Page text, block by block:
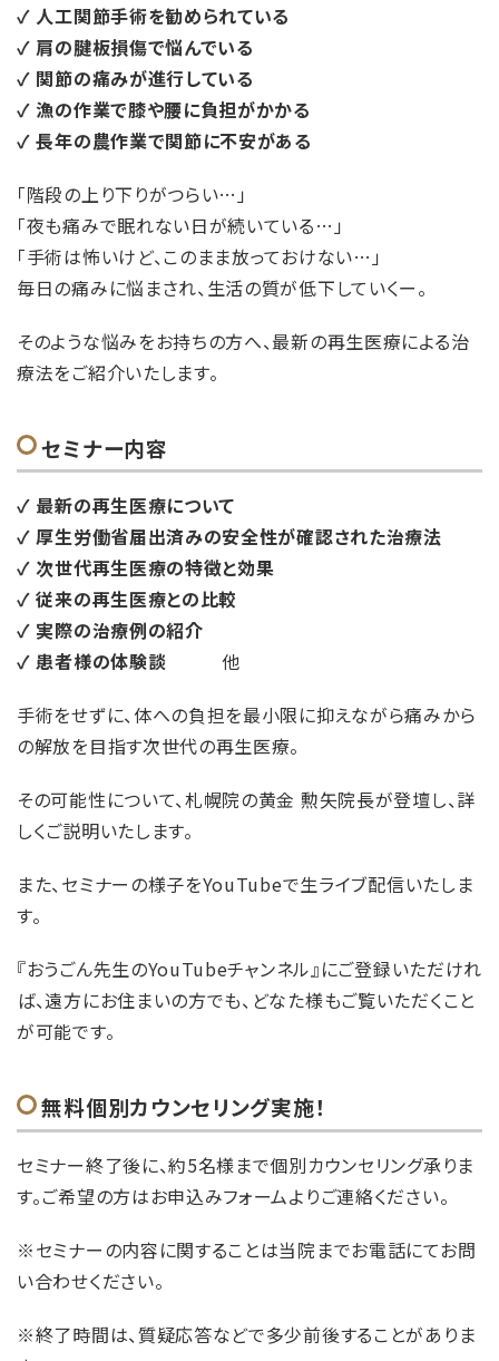
✓ 人工関節手術を勧められている
✓ 肩の腱板損傷で悩んでいる
✓ 関節の痛みが進行している
✓ 漁の作業で膝や腰に負担がかかる
✓ 長年の農作業で関節に不安がある
「階段の上り下りがつらい…」
「夜も痛みで眠れない日が続いている…」
「手術は怖いけど、このまま放っておけない…」
毎日の痛みに悩まされ、生活の質が低下していくー。
そのような悩みをお持ちの方へ、最新の再生医療による治
療法をご紹介いたします。
セミナー内容
✓ 最新の再生医療について
✓ 厚生労働省届出済みの安全性が確認された治療法
✓ 次世代再生医療の特徴と効果
✓ 従来の再生医療との比較
✓ 実際の治療例の紹介
✓ 患者様の体験談
他
手術をせずに、体への負担を最小限に抑えながら痛みから
の解放を目指す次世代の再生医療。
その可能性について、札幌院の黄金 勲矢院長が登壇し、詳
しくご説明いたします。
また、セミナーの様子をYouTubeで生ライブ配信いたしま
す。
『おうごん先生のYouTubeチャンネル』にご登録いただけれ
ば、遠方にお住まいの方でも、どなた様もご覧いただくこと
が可能です。
無料個別カウンセリング実施！
セミナー終了後に、約5名様まで個別カウンセリング承りま
す。ご希望の方はお申込みフォームよりご連絡ください。
※セミナーの内容に関することは当院までお電話にてお問
い合わせください。
※終了時間は、質疑応答などで多少前後することがありま